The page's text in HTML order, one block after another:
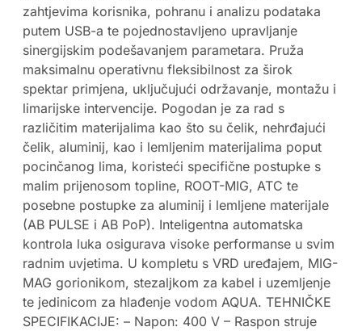
zahtjevima korisnika, pohranu i analizu podataka
putem USB-a te pojednostavljeno upravljanje
sinergijskim podešavanjem parametara. Pruža
maksimalnu operativnu fleksibilnost za širok
spektar primjena, uključujući održavanje, montažu i
limarijske intervencije. Pogodan je za rad s
različitim materijalima kao što su čelik, nehrđajući
čelik, aluminij, kao i lemljenim materijalima poput
pocinčanog lima, koristeći specifične postupke s
malim prijenosom topline, ROOT-MIG, ATC te
posebne postupke za aluminij i lemljene materijale
(AB PULSE i AB PoP). Inteligentna automatska
kontrola luka osigurava visoke performanse u svim
radnim uvjetima. U kompletu s VRD uređajem, MIG-
MAG gorionikom, stezaljkom za kabel i uzemljenje
te jedinicom za hlađenje vodom AQUA. TEHNIČKE
SPECIFIKACIJE: – Napon: 400 V – Raspon struje